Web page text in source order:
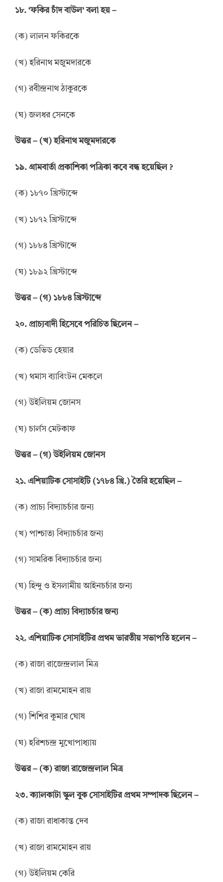
১৮. ‘ফকির চাঁদ বাউল’ বলা হয় –
(ক) লালন ফকিরকে
(খ) হরিনাথ মজুমদারকে
(গ) রবীন্দ্রনাথ ঠাকুরকে
(ঘ) জলধর সেনকে
উত্তর– (খ) হরিনাথ মজুমদারকে
১৯. গ্রামবার্তা প্রকাশিকা পত্রিকা কবে বন্ধ হয়েছিল ?
(ক) ১৮৭০ খ্রিস্টাব্দে
(খ) ১৮৭২ খ্রিস্টাব্দে
(গ) ১৮৮৪ খ্রিস্টাব্দে
(ঘ) ১৮৯২ খ্রিস্টাব্দে
উত্তর– (গ) ১৮৮৪ খ্রিস্টাব্দে
২০. প্রাচ্যবাদী হিসেবে পরিচিত ছিলেন –
(ক) ডেভিড হেয়ার
(খ) থমাস ব্যাবিংটন মেকলে
(গ) উইলিয়ম জোনস
(ঘ) চার্লস মেটকাফ
উত্তর– (গ) উইলিয়ম জোনস
২১. এশিয়াটিক সোসাইটি (১৭৮৪ খ্রি.) তৈরি হয়েছিল –
(ক) প্রাচ্য বিদ্যাচর্চার জন্য
(খ) পাশ্চাত্য বিদ্যাচর্চার জন্য
(গ) সামরিক বিদ্যাচর্চার জন্য
(ঘ) হিন্দু ও ইসলামীয় আইনচর্চার জন্য
উত্তর– (ক) প্রাচ্য বিদ্যাচর্চার জন্য
২২. এশিয়াটিক সোসাইটির প্রথম ভারতীয় সভাপতি হলেন –
(ক) রাজা রাজেন্দ্রলাল মিত্র
(খ) রাজা রামমোহন রায়
(গ) শিশির কুমার ঘোষ
(ঘ) হরিশচন্দ্র মুখোপাধ্যায়
উত্তর– (ক) রাজা রাজেন্দ্রলাল মিত্র
২৩. ক্যালকাটা স্কুল বুক সোসাইটির প্রথম সম্পাদক ছিলেন –
(ক) রাজা রাধাকান্ত দেব
(খ) রাজা রামমোহন রায়
(গ) উইলিয়ম কেরি